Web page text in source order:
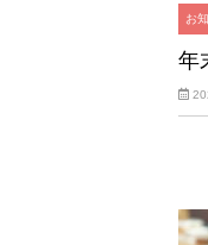
お
年